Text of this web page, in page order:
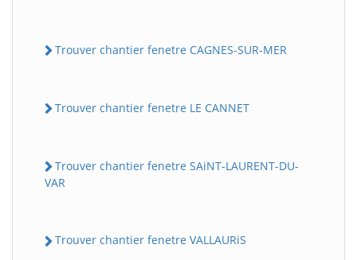
Trouver chantier fenetre CAGNES-SUR-MER
Trouver chantier fenetre LE CANNET
Trouver chantier fenetre SAiNT-LAURENT-DU-
VAR
Trouver chantier fenetre VALLAURiS